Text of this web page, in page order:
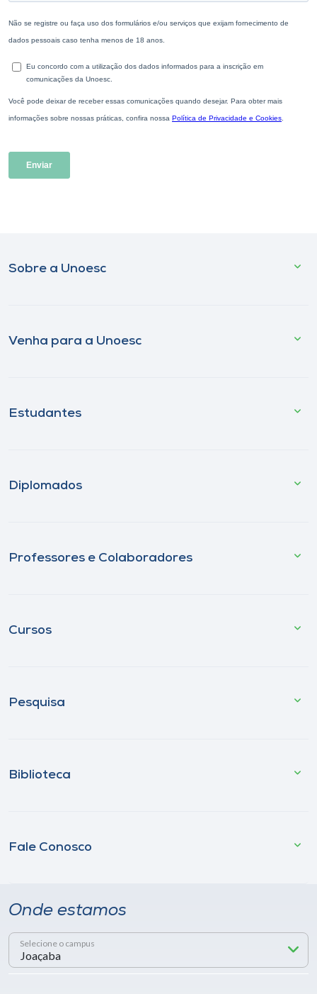
Sobre a Unoesc
Venha para a Unoesc
Estudantes
Diplomados
Professores e Colaboradores
Cursos
Pesquisa
Biblioteca
Fale Conosco
Onde estamos
Selecione o campus